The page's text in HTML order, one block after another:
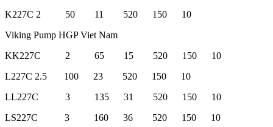
K227C 2 50 11 520 150 10
Viking Pump HGP Viet Nam
KK227C 2 65 15 520 150 10
L227C 2.5 100 23 520 150 10
LL227C 3 135 31 520 150 10
LS227C 3 160 36 520 150 10